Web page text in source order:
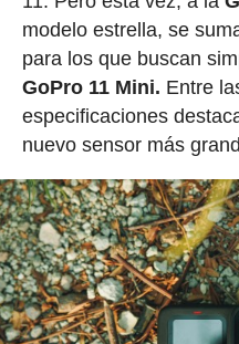
modelo estrella, se
para los que buscan
GoPro 11 Mini. Entre
especificaciones
nuevo sensor más